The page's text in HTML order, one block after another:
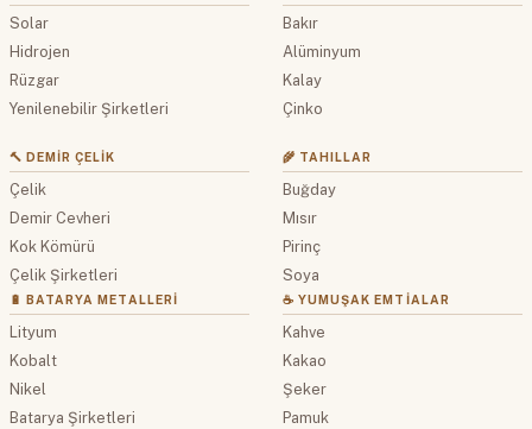
Solar
Hidrojen
Rüzgar
Yenilenebilir Şirketleri
Bakır
Alüminyum
Kalay
Çinko
🔨 DEMIR ÇELIK
Çelik
Demir Cevheri
Kok Kömürü
Çelik Şirketleri
🔋 BATARYA METALLERI
Lityum
Kobalt
Nikel
Batarya Şirketleri
🌾 TAHILLAR
Buğday
Mısır
Pirinç
Soya
☕ YUMUŞAK EMTIALAR
Kahve
Kakao
Şeker
Pamuk